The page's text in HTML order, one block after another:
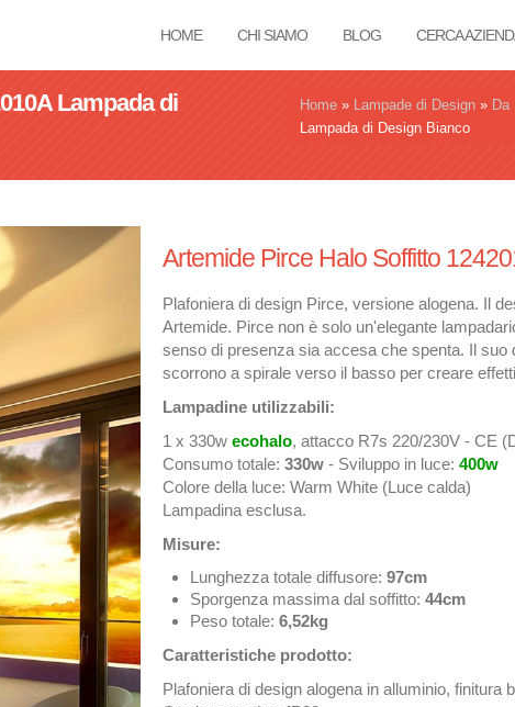
HOME CHI SIAMO BLOG CERCA
Lampada di
Tu sei qui
Home » Lampade di Design » Da
Lampada di Design Bianco
Artemide Pirce Halo Soffitto
Plafoniera di design Pirce, versione alogena. Il
Artemide. Pirce non è solo un'elegante
senso di presenza sia accesa che spenta. Il
scorrono a spirale verso il basso per creare
Lampadine utilizzabili:
1 x 330w ecohalo, attacco R7s 220/230V - CE
Consumo totale: 330w - Sviluppo in luce: 400w
Colore della luce: Warm White (Luce calda)
Lampadina esclusa.
Misure:
Lunghezza totale diffusore: 97cm
Sporgenza massima dal soffitto: 44cm
Peso totale: 6,52kg
Caratteristiche prodotto:
Plafoniera di design alogena in alluminio, finitura